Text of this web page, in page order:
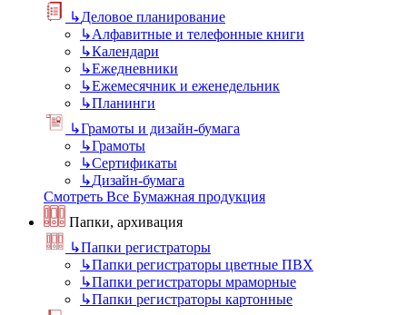
↳Деловое планирование
↳Алфавитные и телефонные книги
↳Календари
↳Ежедневники
↳Ежемесячник и еженедельник
↳Планинги
↳Грамоты и дизайн-бумага
↳Грамоты
↳Сертификаты
↳Дизайн-бумага
Смотреть Все Бумажная продукция
Папки, архивация
↳Папки регистраторы
↳Папки регистраторы цветные ПВХ
↳Папки регистраторы мраморные
↳Папки регистраторы картонные